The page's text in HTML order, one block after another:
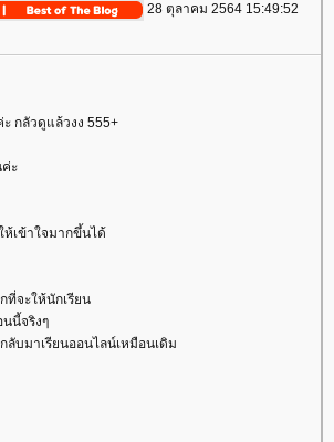
28 ตุลาคม 2564 15:49:52
กลัวดูแล้วงง 555+
ะ
ห้เข้าใจมากขึ้นได้
ที่จะให้นักเรียน
นนี้จริงๆ
ลับมาเรียนออนไลน์เหมือนเดิม